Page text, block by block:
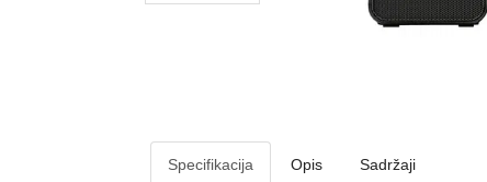
Specifikacija Opis Sadržaji